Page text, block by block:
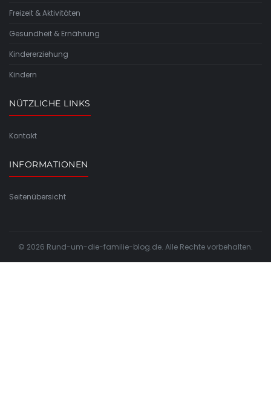
Freizeit & Aktivitäten
Gesundheit & Ernährung
Kindererziehung
Kindern
NÜTZLICHE LINKS
Kontakt
INFORMATIONEN
Seitenübersicht
© 2026 Rund-um-die-familie-blog.de. Alle Rechte vorbehalten.